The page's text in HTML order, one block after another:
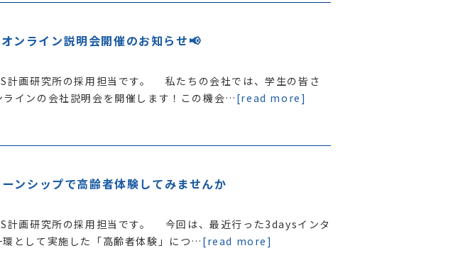
オンライン説明会開催のお知らせ📢
計画研究所の採用担当です。 私たちの会社では、学生の皆さ
ラインの会社説明会を開催します！この機会… [read more]
ンシップで高齢者体験してみませんか
計画研究所の採用担当です。 今回は、最近行った3daysインタ
環として実施した「高齢者体験」につ…[read more]